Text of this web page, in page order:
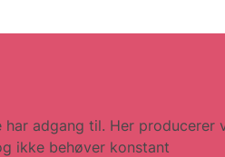
har adgang til. Her producerer
ikke behøver konstant